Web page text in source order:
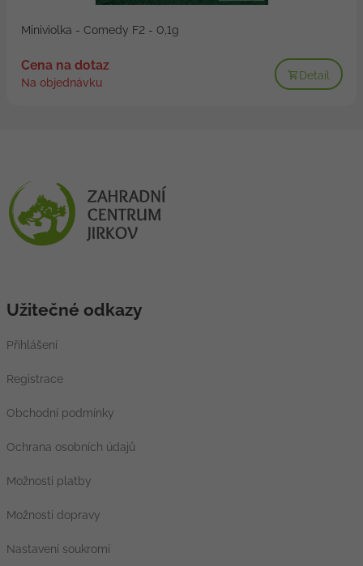
Miniviolka - Comedy F2 - 0,1g
Cena na dotaz
Na objednávku
Detail
Užitečné odkazy
Přihlášení
Registrace
Obchodní podmínky
Ochrana osobních údajů
Možnosti platby
Možnosti dopravy
Nastavení soukromí